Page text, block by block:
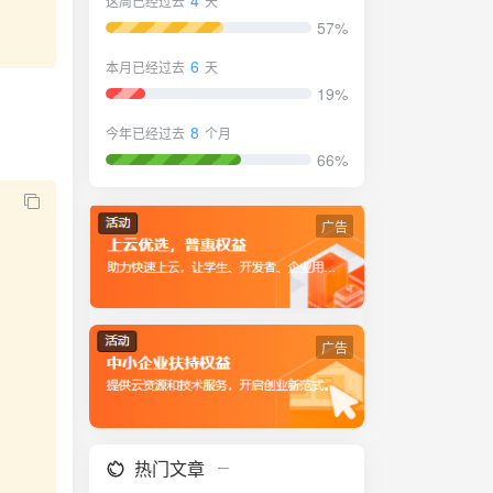
57%
本月已经过去 6 天
19%
今年已经过去 8 个月
66%
广告
广告
热门文章